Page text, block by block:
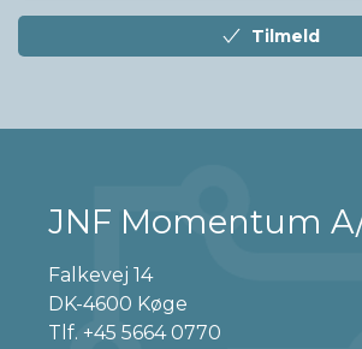
Tilmeld
JNF Momentum
Falkevej 14
DK-4600 Køge
Tlf. +45 5664 0770